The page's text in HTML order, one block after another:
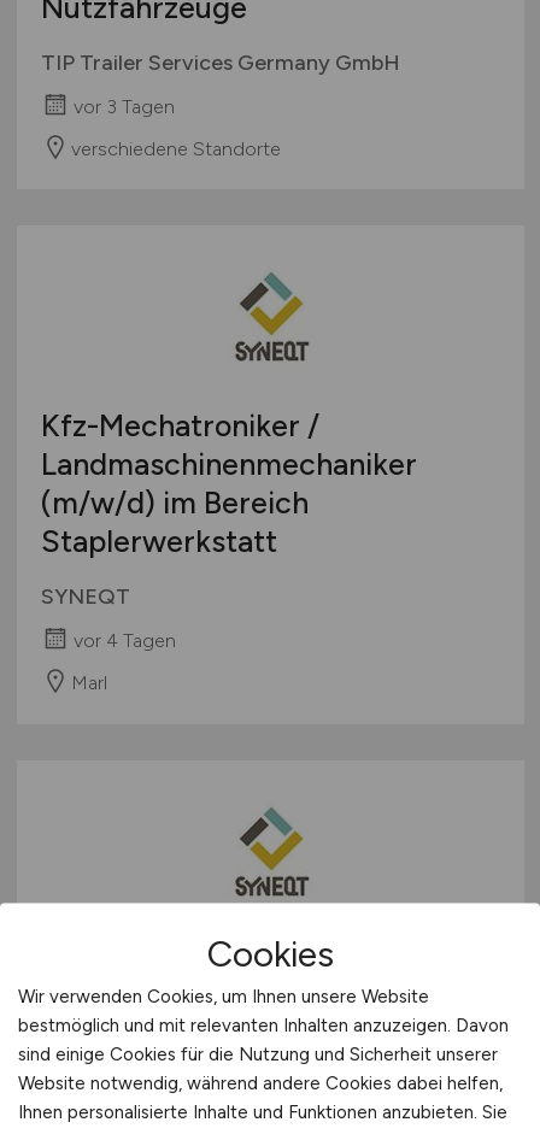
Nutzfahrzeuge
TIP Trailer Services Germany GmbH
vor 3 Tagen
verschiedene Standorte
Kfz-Mechatroniker /
Landmaschinenmechaniker
(m/w/d) im Bereich
Staplerwerkstatt
SYNEQT
vor 4 Tagen
Marl
Kfz-Mechatroniker /
Landmaschinenmechaniker
(m/w/d)im Bereich
Staplerwerkstatt
Cookies
Wir verwenden Cookies, um Ihnen unsere Website
bestmöglich und mit relevanten Inhalten anzuzeigen. Davon
sind einige Cookies für die Nutzung und Sicherheit unserer
Website notwendig, während andere Cookies dabei helfen,
Ihnen personalisierte Inhalte und Funktionen anzubieten. Sie